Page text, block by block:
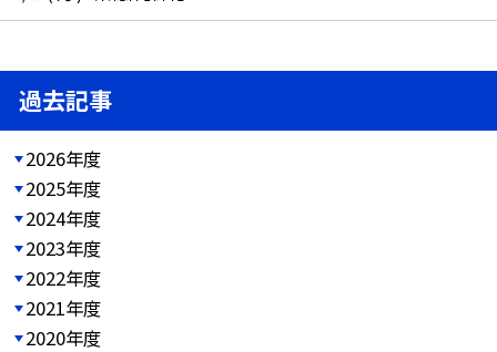
過去記事
2026年度
2025年度
2024年度
2023年度
2022年度
2021年度
2020年度